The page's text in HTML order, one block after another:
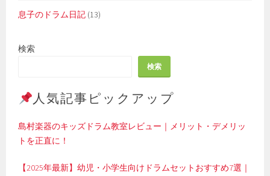
息子のドラム日記 (13)
検索
検索
人気記事ピックアップ
島村楽器のキッズドラム教室レビュー｜メリット・デメリッ
トを正直に！
【2025年最新】幼児・小学生向けドラムセットおすすめ7選｜